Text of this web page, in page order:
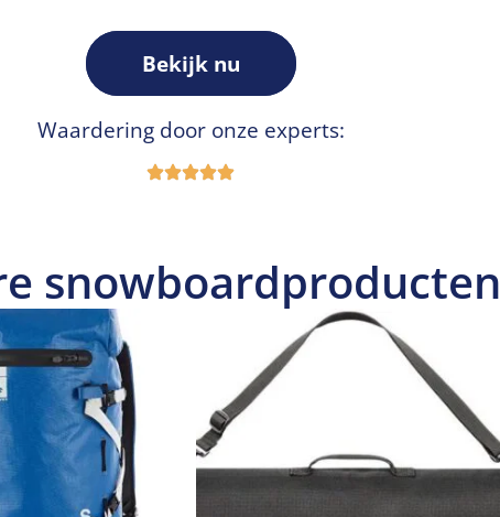
Bekijk nu
Waardering door onze experts:
snowboardproducten